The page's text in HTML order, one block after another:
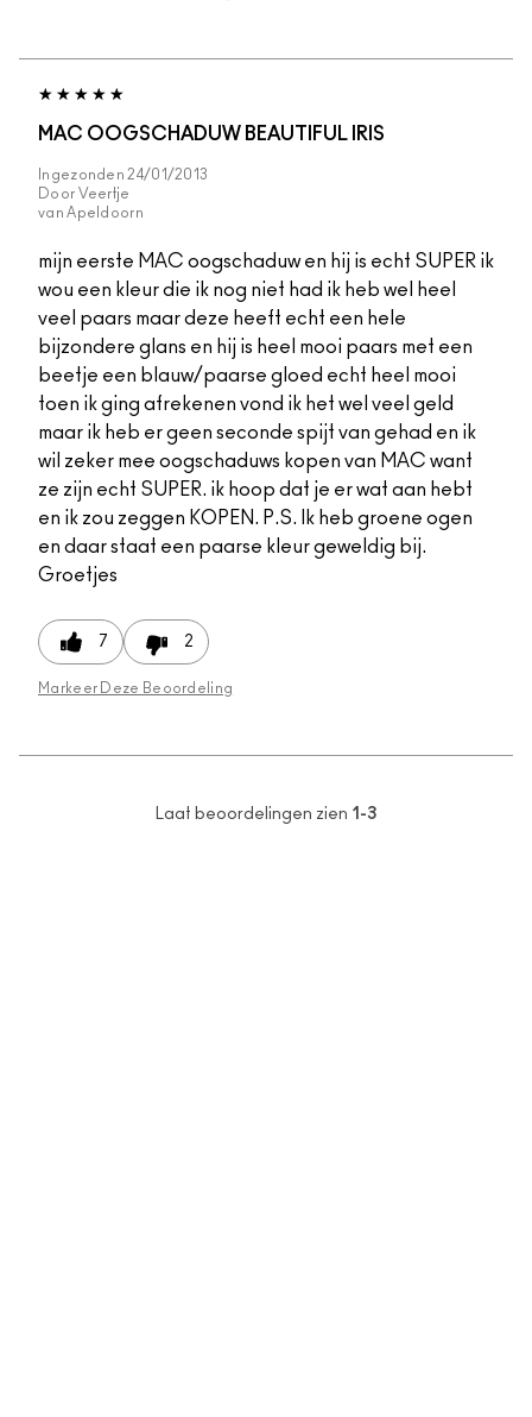
MAC OOGSCHADUW BEAUTIFUL IRIS
Ingezonden 24/01/2013
Door Veertje
van Apeldoorn
mijn eerste MAC oogschaduw en hij is echt SUPER ik
wou een kleur die ik nog niet had ik heb wel heel
veel paars maar deze heeft echt een hele
bijzondere glans en hij is heel mooi paars met een
beetje een blauw/paarse gloed echt heel mooi
toen ik ging afrekenen vond ik het wel veel geld
maar ik heb er geen seconde spijt van gehad en ik
wil zeker mee oogschaduws kopen van MAC want
ze zijn echt SUPER. ik hoop dat je er wat aan hebt
en ik zou zeggen KOPEN. P.S. Ik heb groene ogen
en daar staat een paarse kleur geweldig bij.
Groetjes
7 2
Markeer Deze Beoordeling
Laat beoordelingen zien 1-3